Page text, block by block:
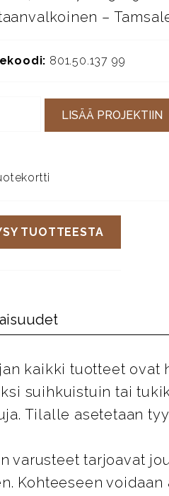
–
801.50.137 99
LISÄÄ PROJEKTIIN
TUOTTEESTA
kaikki tuotteet ovat
suihkuistuin tai
Tilalle asetetaan
varusteet tarjoavat
Kohteeseen voidaan